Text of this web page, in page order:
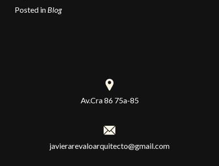
Posted in Blog
Av.Cra 86 75a-85
javierarevaloarquitecto@gmail.com